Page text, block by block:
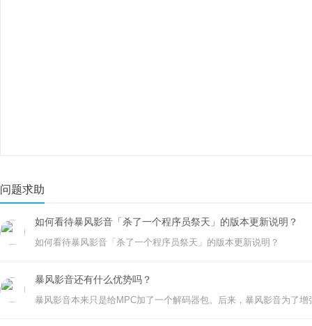
问题求助
如何看待暴风影音「杀了一个程序员祭天」的版本更新说明？
如何看待暴风影音「杀了一个程序员祭天」的版本更新说明？
暴风影音还有什么优势吗？